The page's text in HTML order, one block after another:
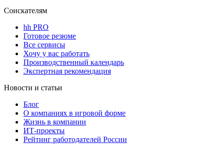
Соискателям
hh PRO
Готовое резюме
Все сервисы
Хочу у вас работать
Производственный календарь
Экспертная рекомендация
Новости и статьи
Блог
О компаниях в игровой форме
Жизнь в компании
ИТ-проекты
Рейтинг работодателей России